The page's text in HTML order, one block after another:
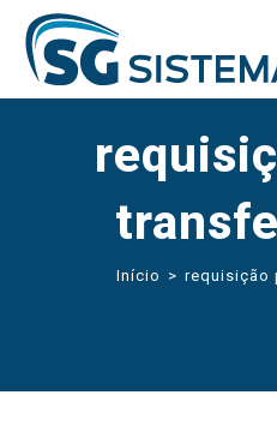
Início > requisição